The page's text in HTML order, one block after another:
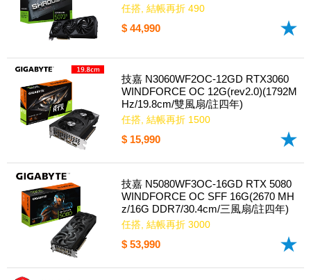
任搭, 結帳再折 490
$ 44,990
技嘉 N3060WF2OC-12GD RTX3060
WINDFORCE OC 12G(rev2.0)(1792M
Hz/19.8cm/雙風扇/註四年)
任搭, 結帳再折 1500
$ 15,990
技嘉 N5080WF3OC-16GD RTX 5080
WINDFORCE OC SFF 16G(2670 MH
z/16G DDR7/30.4cm/三風扇/註四年)
任搭, 結帳再折 3000
$ 53,990